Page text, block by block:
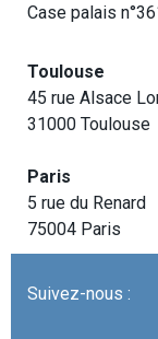
Case palais
Toulouse
45 rue Alsace
31000 Toulouse
Paris
5 rue du Renard
75004 Paris
Suivez-nous :